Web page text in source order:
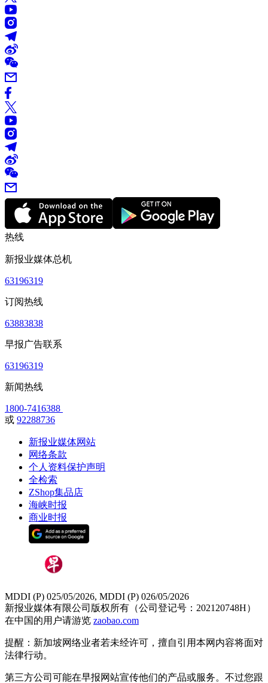
热线
新报业媒体总机
63196319
订阅热线
63883838
早报广告联系
63196319
新闻热线
1800-7416388
或 92288736
新报业媒体网站
网络条款
个人资料保护声明
全检索
ZShop集品店
海峡时报
商业时报
MDDI (P) 025/05/2026, MDDI (P) 026/05/2026
新报业媒体有限公司版权所有（公司登记号：202120748H）
在中国的用户请游览 zaobao.com
提醒：新加坡网络业者若未经许可，擅自引用本网内容将面对
法律行动。
第三方公司可能在早报网站宣传他们的产品或服务。不过您跟